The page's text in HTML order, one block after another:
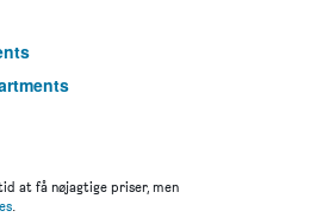
at få nøjagtige priser, men
.